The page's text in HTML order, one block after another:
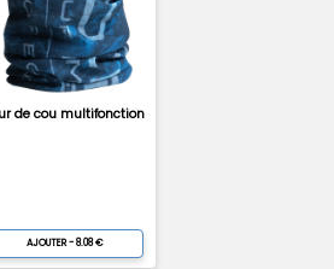
de cou multifonction
AJOUTER - 8.08 €